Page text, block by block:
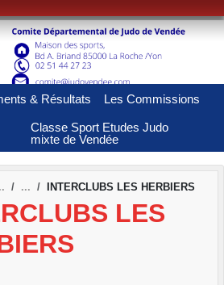
& Résultats Les Commissions
Classe Sport Etudes Judo
mixte de Vendée
INTERCLUBS LES HERBIERS
LES